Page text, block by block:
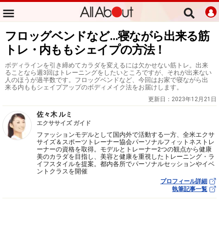
フロッグベンドなど…寝ながら出来る筋
トレ・内ももシェイプの方法！
ボディラインを引き締めてカラダを変えるには欠かせない筋トレ。出来
ることなら週3回はトレーニングをしたいところですが、それが出来ない
人のほうが過半数です。フロッグベンドなど、今回はお家で寝ながら出
来る内ももシェイプアップのボディメイク法をお届けします。
更新日： 2023年12月21日
佐々木 ルミ
エクササイズ ガイド
ファッションモデルとして国内外で活動する一方、全米エクサ
サイズ＆スポーツトレーナー協会パーソナルフィットネストレ
ーナーの資格を取得。モデルとトレーナー2つの観点から健康
美のカラダを目指し、美容と健康を重視したトレーニング・ラ
イフスタイルを提案。都内各所でパーソナルセッションやイベ
ントクラスを開催
プロフィール詳細
執筆記事一覧